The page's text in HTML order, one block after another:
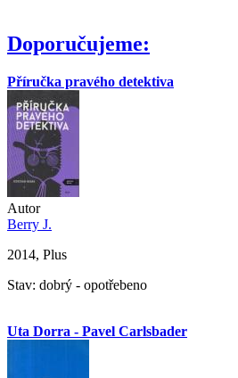
Doporučujeme:
Příručka pravého detektiva
Autor
Berry J.
2014, Plus
Stav: dobrý - opotřebeno
Uta Dorra - Pavel Carlsbader